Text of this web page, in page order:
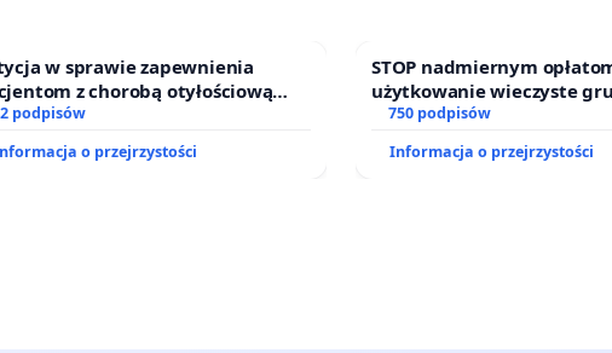
w sprawie zapewnienia
z chorobą otyłościową
do kompleksowego leczenia
podpisów
o przejrzystości
STOP nadmiernym
użytkowanie wieczyste
zajmowanych przez
750 podpisów
Informacja o przejrzystości